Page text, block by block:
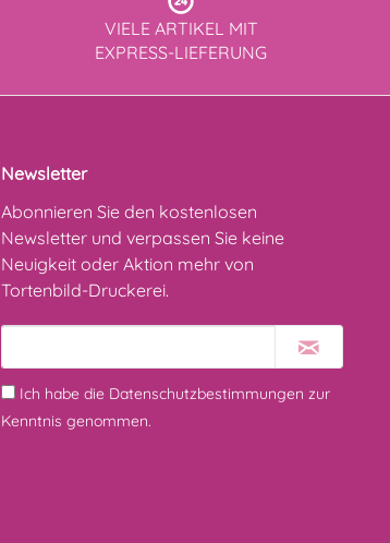
VIELE ARTIKEL MIT
EXPRESS-LIEFERUNG
Newsletter
Abonnieren Sie den kostenlosen
Newsletter und verpassen Sie keine
Neuigkeit oder Aktion mehr von
Tortenbild-Druckerei.
Ich habe die Datenschutzbestimmungen zur
Kenntnis genommen.